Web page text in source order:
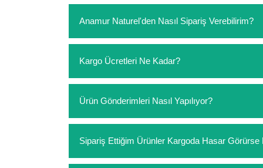
Anamur Naturel'den Nasıl Sipariş Verebilirim?
sipariş verebilirsiniz. Sitemizden vereceğiniz
ödeme yoktur.
Kargo Ücretleri Ne Kadar?
siparişlerinizde sepetinizdeki ürünleri
Ürün Gönderimleri Nasıl Yapılıyor?
Sipariş Ettiğim Ürünler Kargoda Hasar